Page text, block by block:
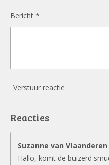
Bericht *
Verstuur reactie
Reacties
Suzanne van Vlaanderen
Hallo, komt de buizerd